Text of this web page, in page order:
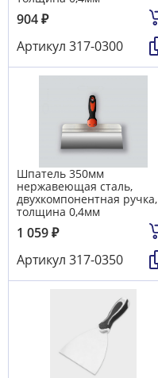
904₽
Артикул 317-0300
Шпатель 350мм
нержавеющая сталь,
двухкомпонентная ручка,
толщина 0,4мм
1 059₽
Артикул 317-0350